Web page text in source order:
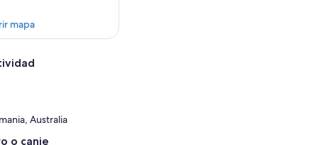
mapa
Australia
o canje